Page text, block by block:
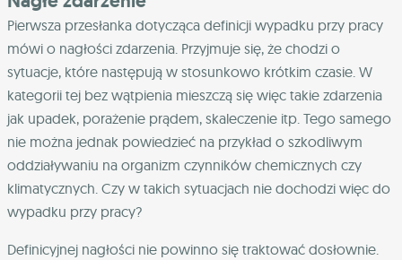
Pierwsza przesłanka dotycząca definicji wypadku przy pracy
mówi o nagłości zdarzenia. Przyjmuje się, że chodzi o
sytuacje, które następują w stosunkowo krótkim czasie. W
kategorii tej bez wątpienia mieszczą się więc takie zdarzenia
jak upadek, porażenie prądem, skaleczenie itp. Tego samego
nie można jednak powiedzieć na przykład o szkodliwym
oddziaływaniu na organizm czynników chemicznych czy
klimatycznych. Czy w takich sytuacjach nie dochodzi więc do
wypadku przy pracy?
Definicyjnej nagłości nie powinno się traktować dosłownie.